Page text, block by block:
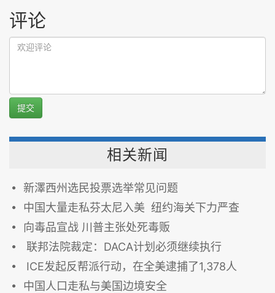
评论
提交
相关新闻
新澤西州选民投票选举常见问题
中国大量走私芬太尼入美 纽约海关下力严查
向毒品宣战 川普主张处死毒贩
联邦法院裁定：DACA计划必须继续执行
ICE发起反帮派行动，在全美逮捕了1,378人
中国人口走私与美国边境安全